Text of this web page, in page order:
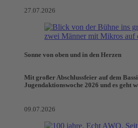
27.07.2026
Sonne von oben und in den Herzen
Mit großer Abschlussfeier auf dem
Jugendaktionswoche 2026 und es geht
09.07.2026